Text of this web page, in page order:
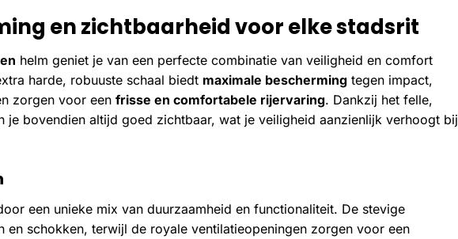
en zichtbaarheid voor elke stadsrit
helm geniet je van een perfecte combinatie van veiligheid en comfort
harde, robuuste schaal biedt maximale bescherming tegen impact,
zorgen voor een frisse en comfortabele rijervaring. Dankzij het felle,
je bovendien altijd goed zichtbaar, wat je veiligheid aanzienlijk verhoogt bij
een unieke mix van duurzaamheid en functionaliteit. De stevige
en schokken, terwijl de royale ventilatieopeningen zorgen voor een